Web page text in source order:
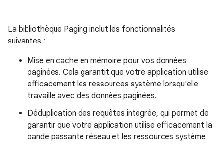
La bibliothèque Paging inclut les fonctionnalités
suivantes :
Mise en cache en mémoire pour vos données
paginées. Cela garantit que votre application utilise
efficacement les ressources système lorsqu'elle
travaille avec des données paginées.
Déduplication des requêtes intégrée, qui permet de
garantir que votre application utilise efficacement la
bande passante réseau et les ressources système